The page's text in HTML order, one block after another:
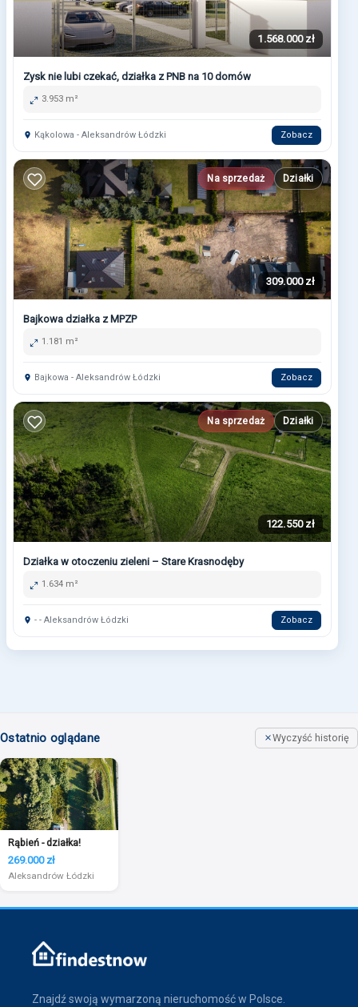
1.568.000 zł
Zysk nie lubi czekać, działka z PNB na 10 domów
3.953 m²
Kąkolowa - Aleksandrów Łódzki Zobacz
Na sprzedaż Działki
309.000 zł
Bajkowa działka z MPZP
1.181 m²
Bajkowa - Aleksandrów Łódzki Zobacz
Na sprzedaż Działki
122.550 zł
Działka w otoczeniu zieleni – Stare Krasnodęby
1.634 m²
- - Aleksandrów Łódzki Zobacz
Ostatnio oglądane Wyczyść historię
Rąbień - działka!
269.000 zł
Aleksandrów Łódzki
Znajdź swoją wymarzoną nieruchomość w Polsce.